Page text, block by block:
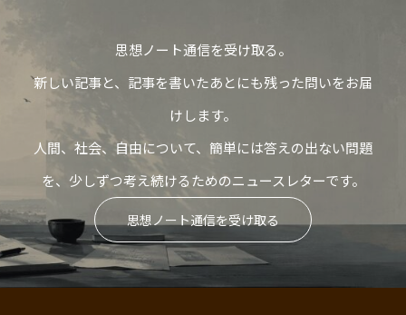
思想ノート通信を受け取る。
新しい記事と、記事を書いたあとにも残った問いをお届
けします。
人間、社会、自由について、簡単には答えの出ない問題
を、少しずつ考え続けるためのニュースレターです。
思想ノート通信を受け取る